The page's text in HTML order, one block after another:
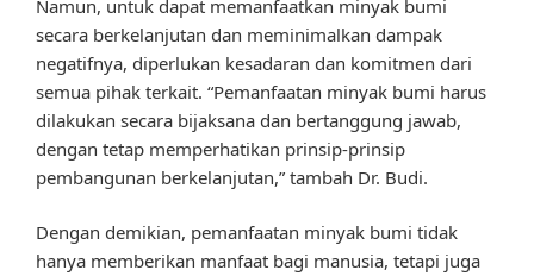
Namun, untuk dapat memanfaatkan minyak bumi
secara berkelanjutan dan meminimalkan dampak
negatifnya, diperlukan kesadaran dan komitmen dari
semua pihak terkait. “Pemanfaatan minyak bumi harus
dilakukan secara bijaksana dan bertanggung jawab,
dengan tetap memperhatikan prinsip-prinsip
pembangunan berkelanjutan,” tambah Dr. Budi.
Dengan demikian, pemanfaatan minyak bumi tidak
hanya memberikan manfaat bagi manusia, tetapi juga